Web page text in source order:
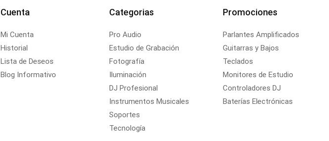
Cuenta
Mi Cuenta
Historial
Lista de Deseos
Blog Informativo
Categorias
Pro Audio
Estudio de Grabación
Fotografía
Iluminación
DJ Profesional
Instrumentos Musicales
Soportes
Tecnología
Promociones
Parlantes Amplificados
Guitarras y Bajos
Teclados
Monitores de Estudio
Controladores DJ
Baterías Electrónicas